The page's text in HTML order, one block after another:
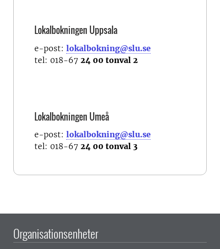
Lokalbokningen Uppsala
e-post: lokalbokning@slu.se
tel: 018-67 24 00 tonval 2
Lokalbokningen Umeå
e-post: lokalbokning@slu.se
tel: 018-67 24 00 tonval 3
Organisationsenheter